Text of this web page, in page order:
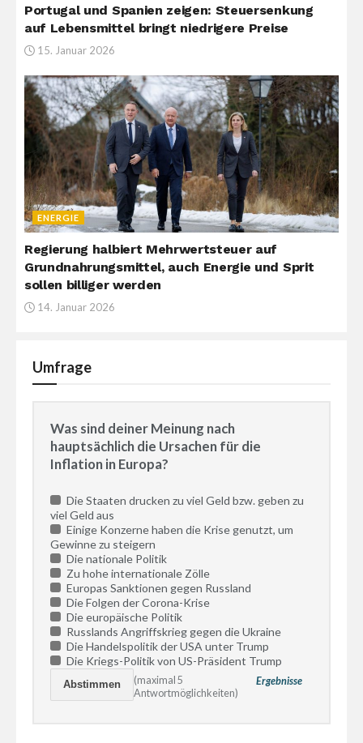
Portugal und Spanien zeigen: Steuersenkung
auf Lebensmittel bringt niedrigere Preise
15. Januar 2026
ENERGIE
Regierung halbiert Mehrwertsteuer auf
Grundnahrungsmittel, auch Energie und Sprit
sollen billiger werden
14. Januar 2026
Umfrage
Was sind deiner Meinung nach
hauptsächlich die Ursachen für die
Inflation in Europa?
Die Staaten drucken zu viel Geld bzw. geben zu
viel Geld aus
Einige Konzerne haben die Krise genutzt, um
Gewinne zu steigern
Die nationale Politik
Zu hohe internationale Zölle
Europas Sanktionen gegen Russland
Die Folgen der Corona-Krise
Die europäische Politik
Russlands Angriffskrieg gegen die Ukraine
Die Handelspolitik der USA unter Trump
Die Kriegs-Politik von US-Präsident Trump
Ergebnisse
(maximal 5
Antwortmöglichkeiten)